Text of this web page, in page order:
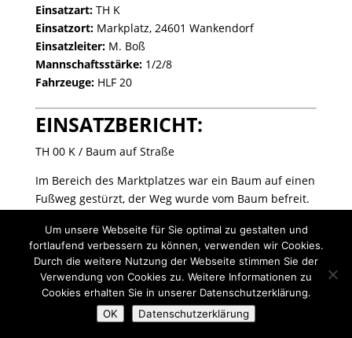
Einsatzart:TH K
Einsatzort:Markplatz, 24601 Wankendorf
Einsatzleiter:M. Boß
Mannschaftsstärke:1/2/8
Fahrzeuge:HLF 20
EINSATZBERICHT:
TH 00 K / Baum auf Straße
Im Bereich des Marktplatzes war ein Baum auf einen
Fußweg gestürzt, der Weg wurde vom Baum befreit.
Eingesetzte Kräfte: FF Wankendorf
Designed by exklusivMARKETING |
www.marketing.sh
Um unsere Webseite für Sie optimal zu gestalten und
fortlaufend verbessern zu können, verwenden wir Cookies.
Durch die weitere Nutzung der Webseite stimmen Sie der
Verwendung von Cookies zu. Weitere Informationen zu
Cookies erhalten Sie in unserer Datenschutzerklärung.
OK
Datenschutzerklärung